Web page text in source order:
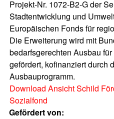
Projekt-Nr. 1072-B2-G der
Stadtentwicklung und
Europäischen Fonds für
Die Erweiterung wird mit
bedarfsgerechten Ausbau
gefördert, kofinanziert durch
Ausbauprogramm.
Download Ansicht Schild
Sozialfond
Gefördert von: